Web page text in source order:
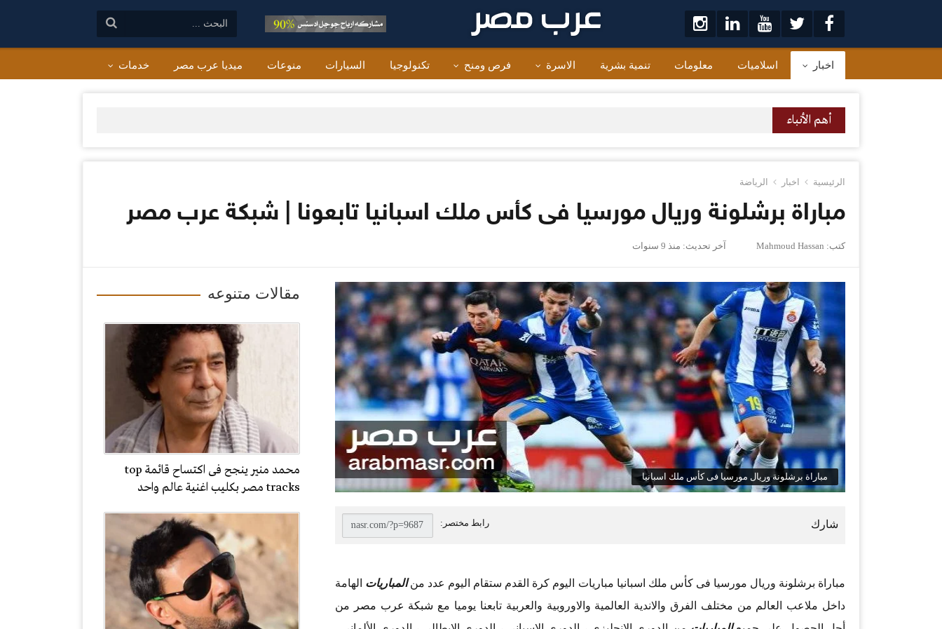
اخبار اسلاميات معلومات تنمية بشرية الاسرة فرص ومنح تكنولوجيا السيارات منوعات ميديا عرب مصر خدمات
أهم الأنباء
الرئيسية اخبار الرياضة
مباراة برشلونة وريال مورسيا فى كأس ملك اسبانيا تابعونا | شبكة عرب مصر
كتب: Mahmoud Hassan آخر تحديث: منذ 9 سنوات
مقالات متنوعه
محمد منير ينجح فى اكتساح قائمة top
tracks مصر بكليب اغنية عالم واحد
مباراة برشلونة وريال مورسيا فى كأس ملك اسبانيا
مباراة برشلونة وريال مورسيا فى كأس ملك اسبانيا مباريات اليوم كرة القدم ستقام اليوم عدد منالمباريات الهامة
داخل ملاعب العالم من مختلف الفرق والاندية العالمية والاوروبية والعربية تابعنا يوميا مع شبكة عرب مصر
من